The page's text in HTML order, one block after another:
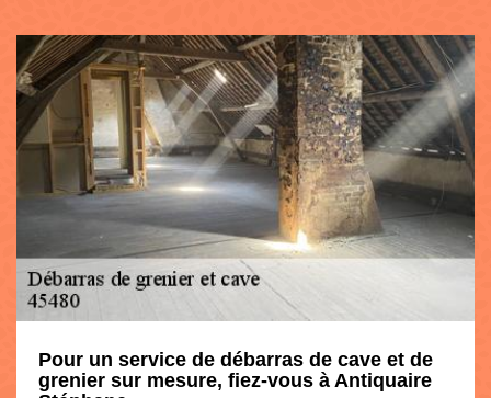
Pour un service de débarras de cave et de
grenier sur mesure, fiez-vous à Antiquaire